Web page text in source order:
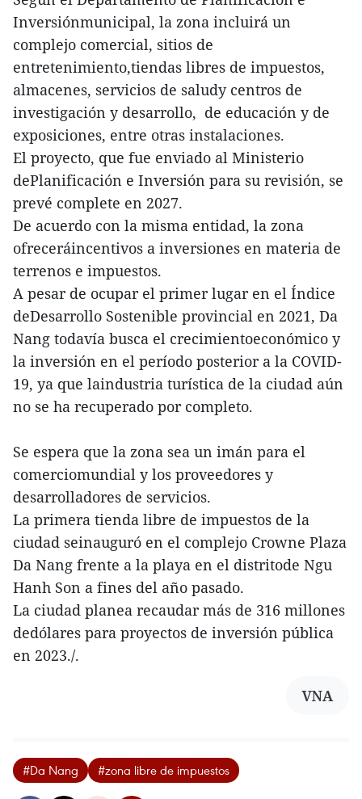
Inversiónmunicipal, la zona incluirá un
complejo comercial, sitios de
entretenimiento,tiendas libres de impuestos,
almacenes, servicios de saludy centros de
investigación y desarrollo, de educación y de
exposiciones, entre otras instalaciones.
El proyecto, que fue enviado al Ministerio
dePlanificación e Inversión para su revisión, se
prevé complete en 2027.
De acuerdo con la misma entidad, la zona
ofreceráincentivos a inversiones en materia de
terrenos e impuestos.
A pesar de ocupar el primer lugar en el Índice
deDesarrollo Sostenible provincial en 2021, Da
Nang todavía busca el crecimientoeconómico y
la inversión en el período posterior a la COVID-
19, ya que laindustria turística de la ciudad aún
no se ha recuperado por completo.
Se espera que la zona sea un imán para el
comerciomundial y los proveedores y
desarrolladores de servicios.
La primera tienda libre de impuestos de la
ciudad seinauguró en el complejo Crowne Plaza
Da Nang frente a la playa en el distritode Ngu
Hanh Son a fines del año pasado.
La ciudad planea recaudar más de 316 millones
dedólares para proyectos de inversión pública
en 2023./.
VNA
#Da Nang #zona libre de impuestos